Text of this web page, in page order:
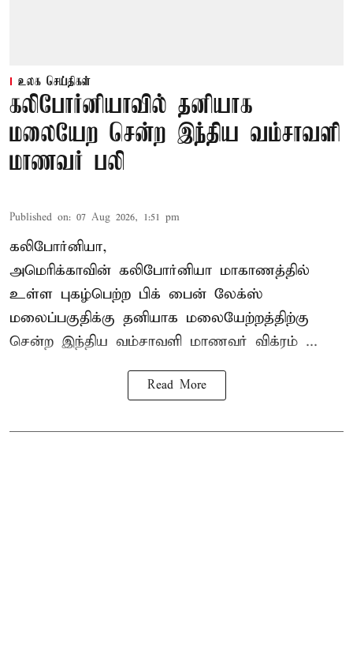
உலக செய்திகள்
கலிபோர்னியாவில் தனியாக
மலையேற சென்ற இந்திய வம்சாவளி
மாணவர் பலி
Published on: 07 Aug 2026, 1:51 pm
கலிபோர்னியா,
அமெரிக்காவின் கலிபோர்னியா மாகாணத்தில்
உள்ள புகழ்பெற்ற பிக் பைன் லேக்ஸ்
மலைப்பகுதிக்கு தனியாக மலையேற்றத்திற்கு
சென்ற இந்திய வம்சாவளி மாணவர் விக்ரம் ...
Read More